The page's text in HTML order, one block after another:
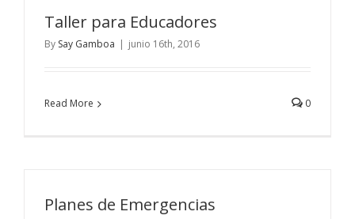
Taller para Educadores
By Say Gamboa | junio 16th, 2016
Read More 0
Planes de Emergencias